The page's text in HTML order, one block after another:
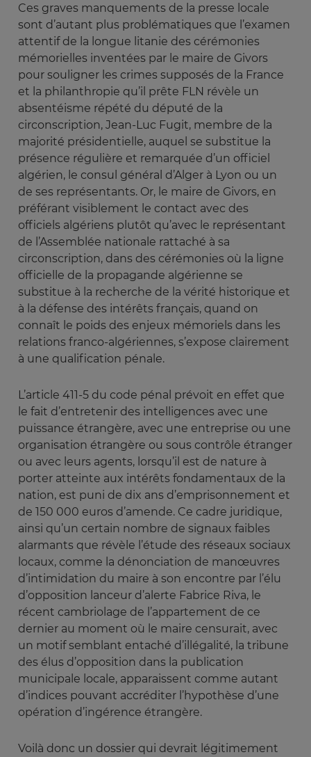
Ces graves manquements de la presse locale
sont d’autant plus problématiques que l’examen
attentif de la longue litanie des cérémonies
mémorielles inventées par le maire de Givors
pour souligner les crimes supposés de la France
et la philanthropie qu’il prête FLN révèle un
absentéisme répété du député de la
circonscription, Jean-Luc Fugit, membre de la
majorité présidentielle, auquel se substitue la
présence régulière et remarquée d’un officiel
algérien, le consul général d’Alger à Lyon ou un
de ses représentants. Or, le maire de Givors, en
préférant visiblement le contact avec des
officiels algériens plutôt qu’avec le représentant
de l’Assemblée nationale rattaché à sa
circonscription, dans des cérémonies où la ligne
officielle de la propagande algérienne se
substitue à la recherche de la vérité historique et
à la défense des intérêts français, quand on
connaît le poids des enjeux mémoriels dans les
relations franco-algériennes, s’expose clairement
à une qualification pénale.
L’article 411-5 du code pénal prévoit en effet que
le fait d’entretenir des intelligences avec une
puissance étrangère, avec une entreprise ou une
organisation étrangère ou sous contrôle étranger
ou avec leurs agents, lorsqu’il est de nature à
porter atteinte aux intérêts fondamentaux de la
nation, est puni de dix ans d’emprisonnement et
de 150 000 euros d’amende. Ce cadre juridique,
ainsi qu’un certain nombre de signaux faibles
alarmants que révèle l’étude des réseaux sociaux
locaux, comme la dénonciation de manœuvres
d’intimidation du maire à son encontre par l’élu
d’opposition lanceur d’alerte Fabrice Riva, le
récent cambriolage de l’appartement de ce
dernier au moment où le maire censurait, avec
un motif semblant entaché d’illégalité, la tribune
des élus d’opposition dans la publication
municipale locale, apparaissent comme autant
d’indices pouvant accréditer l’hypothèse d’une
opération d’ingérence étrangère.
Voilà donc un dossier qui devrait légitimement